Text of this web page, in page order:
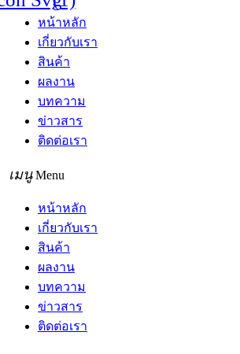
หน้าหลัก
เกี่ยวกับเรา
สินค้า
ผลงาน
บทความ
ข่าวสาร
ติดต่อเรา
Menu
หน้าหลัก
เกี่ยวกับเรา
สินค้า
ผลงาน
บทความ
ข่าวสาร
ติดต่อเรา